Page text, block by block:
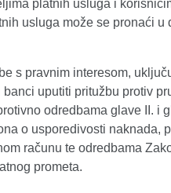
platnih usluga i
usluga može se pronaći u
s pravnim interesom,
uputiti pritužbu protiv
odredbama glave II. i
o usporedivosti naknada,
računu te odredbama
prometa.